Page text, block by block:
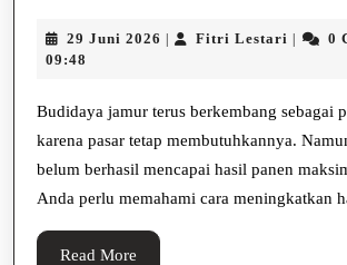
29 Juni 2026 29
| Fitri Lestari Fitri
| 0
09:48
Budidaya jamur terus berkembang sebagai
karena pasar tetap membutuhkannya.
belum berhasil mencapai hasil panen
Anda perlu memahami cara meningkatkan
Read More